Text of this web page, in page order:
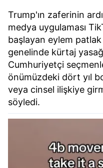
Trump'ın zaferinin
medya uygulaması
başlayan eylem
genelinde kürtaj
Cumhuriyetçi
önümüzdeki dört yıl
veya cinsel ilişkiye
söyledi.